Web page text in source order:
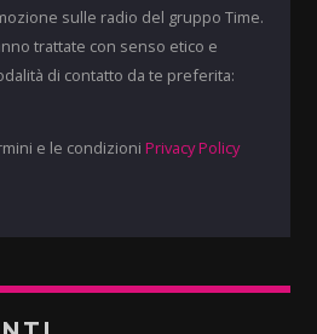
sulle radio del gruppo Time.
trattate con senso etico e
di contatto da te preferita:
e le condizioni Privacy Policy